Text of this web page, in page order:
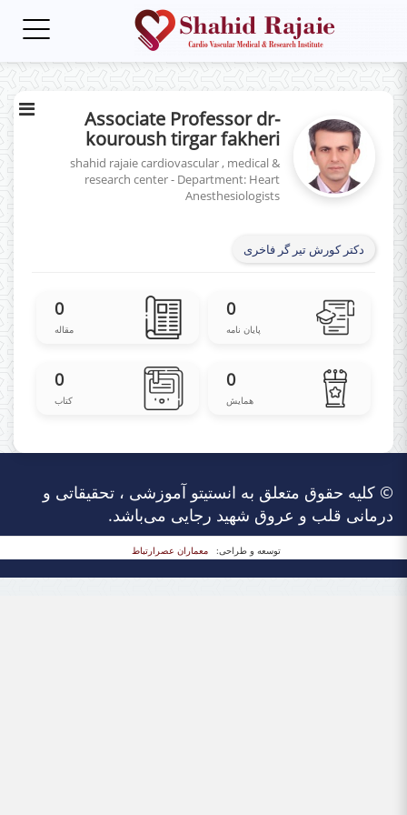
Associate Professor dr-
kouroush tirgar fakheri
shahid rajaie cardiovascular , medical &
research center - Department: Heart
Anesthesiologists
دکتر کورش تیر گر فاخری
0
پایان نامه
0
مقاله
0
همایش
0
کتاب
© کلیه حقوق متعلق به انستیتو آموزشی ، تحقیقاتی و
درمانی قلب و عروق شهید رجایی می‌باشد.
توسعه و طراحی: معماران عصر‌ارتباط